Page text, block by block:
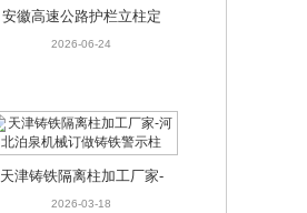
安徽高速公路护栏立柱定
做/河北泊泉机械制造加工
2026-06-24
天津铸铁隔离柱加工厂家-
河北泊泉机械订做铸铁警示
2026-03-18